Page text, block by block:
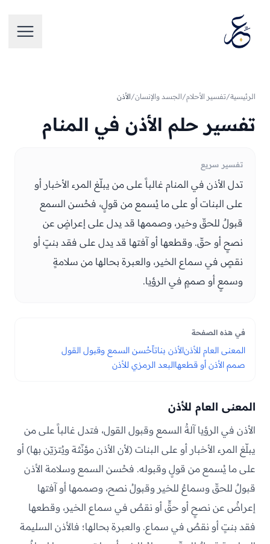
فتح
الرئيسية/تفسير الأحلام/الجسد والإنسان/الأذن
تفسير حلم الأذن في المنام
تفسير سريع
تدل الأذن في المنام غالباً على من يبلّغ المرء الأخبار أو
على البنات أو على ما يُسمع من قولٍ، فحُسن السمع
قبولٌ للحقّ وخير، وصممها قد يدل على إعراضٍ عن
نصحٍ أو حقّ. وقطعها أو آفتها قد يدل على فقد بنتٍ أو
نقصٍ في سماع الخير، والعبرة بحالها من سلامةٍ
وسمعٍ أو صممٍ في الرؤيا.
في هذه الصفحة
المعنى العام للأذنالأذن بناتاًحُسن السمع وقبول القول
صمم الأذن أو قطعهاالبعد الرمزي للأذن
المعنى العام للأذن
الأذن في الرؤيا آلةُ السمع وقبول القول، فتدل غالباً على من
يبلّغ المرء الأخبار أو على البنات (لأن الأذن مؤنّثة ويُتزيّن بها) أو
على ما يُسمع من قولٍ وقبوله. فحُسن السمع وسلامة الأذن
قبولٌ للحقّ وسماعٌ للخير وقبولُ نصح، وصممها أو آفتها
إعراضٌ عن نصحٍ أو حقٍّ أو نقصٌ في سماع الخير، وقطعها
فقد بنتٍ أو نقصٌ في سماع. والعبرة بحالها؛ فالأذن السليمة